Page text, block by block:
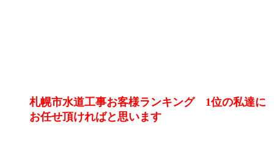
札幌市水道工事お客様ランキング 1位の私達に
お任せ頂ければと思います